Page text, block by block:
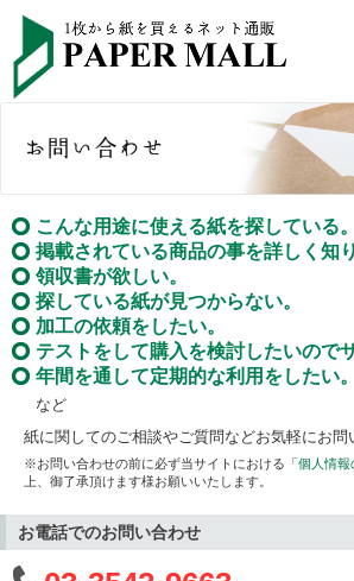
こんな用途に使える紙を探している。
掲載されている商品の事を詳しく知
領収書が欲しい。
探している紙が見つからない。
加工の依頼をしたい。
テストをして購入を検討したいので
年間を通して定期的な利用をしたい。
など
紙に関してのご相談やご質問などお気軽にお問
※お問い合わせの前に必ず当サイトにおける「個人情報
上、御了承頂けます様お願いいたします。
お電話でのお問い合わせ